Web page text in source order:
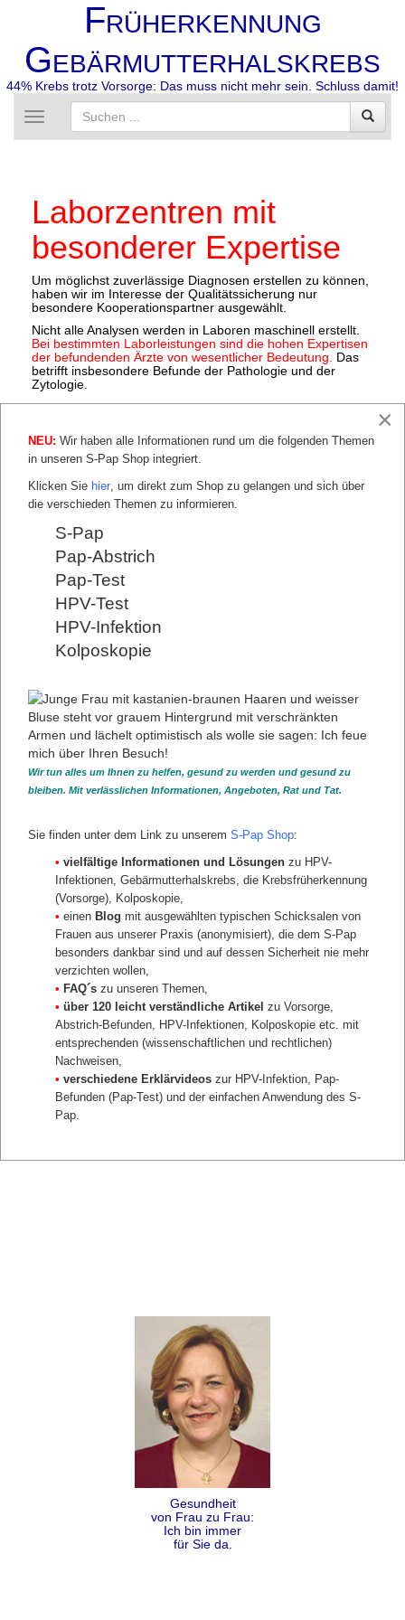
FRÜHERKENNUNG
GEBÄRMUTTERHALSKREBS
44% Krebs trotz Vorsorge: Das muss nicht mehr sein. Schluss damit!
Toggle
navigation
Laborzentren mit
besonderer Expertise
Um möglichst zuverlässige Diagnosen erstellen zu können,
haben wir im Interesse der Qualitätssicherung nur
besondere Kooperationspartner ausgewählt.
Nicht alle Analysen werden in Laboren maschinell erstellt.
Bei bestimmten Laborleistungen sind die hohen Expertisen
der befundenden Ärzte von wesentlicher Bedeutung.
Das
betrifft insbesondere Befunde der Pathologie und der
Zytologie.
Pathodiagnostik Berlin, Prof. Dr. Harald Stein und Kollegen
Charité Universitätsmedizin Berlin, Labor
Tumorimmunologie
KOOPERATIONEN UND KOORDINATION
Fachärzte
Brustzentren
Operateure
Tumorkonferenzen
Laborzentren mit besonderer Expertise
zurück
Gesundheit
von Frau zu Frau:
Ich bin immer
für Sie da.
×
NEU: Wir haben alle Informationen rund um die folgenden Themen
in unseren S-Pap Shop integriert.
Klicken Sie hier , um direkt zum Shop zu gelangen und sich über
die verschieden Themen zu informieren.
S-Pap
Pap-Abstrich
Pap-Test
HPV-Test
HPV-Infektion
Kolposkopie
Wir tun alles um Ihnen zu helfen, gesund zu werden und gesund zu
bleiben. Mit verlässlichen Informationen, Angeboten, Rat und Tat.
Sie finden unter dem Link zu unserem S-Pap Shop:
• vielfältige Informationen und Lösungen zu HPV-
Infektionen, Gebärmutterhalskrebs, die Krebsfrüherkennung
(Vorsorge), Kolposkopie,
• einen Blog mit ausgewählten typischen Schicksalen von
Frauen aus unserer Praxis (anonymisiert), die dem S-Pap
besonders dankbar sind und auf dessen Sicherheit nie mehr
verzichten wollen,
• FAQ´s zu unseren Themen,
• über 120 leicht verständliche Artikel zu Vorsorge,
Abstrich-Befunden, HPV-Infektionen, Kolposkopie etc. mit
entsprechenden (wissenschaftlichen und rechtlichen)
Nachweisen,
• verschiedene Erklärvideos zur HPV-Infektion, Pap-
Befunden (Pap-Test) und der einfachen Anwendung des S-
Pap.